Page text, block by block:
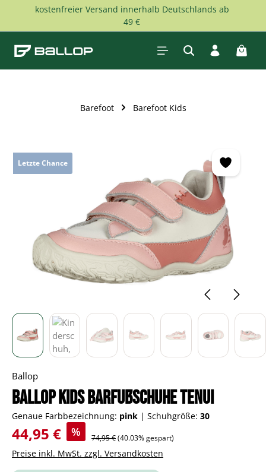
Zum Hauptinhalt springen
kostenfreier Versand innerhalb Deutschlands ab
49 €
Barefoot Barefoot Kids
Letzte Chance
Ballop
BALLOP Kids Barfußschuhe Tenui
Genaue Farbbezeichnung: pink | Schuhgröße: 30
Verkaufspreis:
44,95 € % Regulärer Preis:
74,95 €(40.03% gespart)
Preise inkl. MwSt. zzgl. Versandkosten